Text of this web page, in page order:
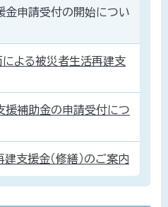
金申請受付の開始につい
よる被災者生活再建支
援補助金の申請受付につ
支援金（修繕）のご案内